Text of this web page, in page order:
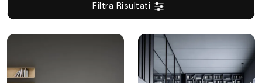
Filtra Risultati